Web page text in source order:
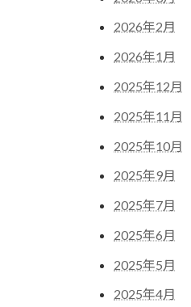
2026年2月
2026年1月
2025年12月
2025年11月
2025年10月
2025年9月
2025年7月
2025年6月
2025年5月
2025年4月